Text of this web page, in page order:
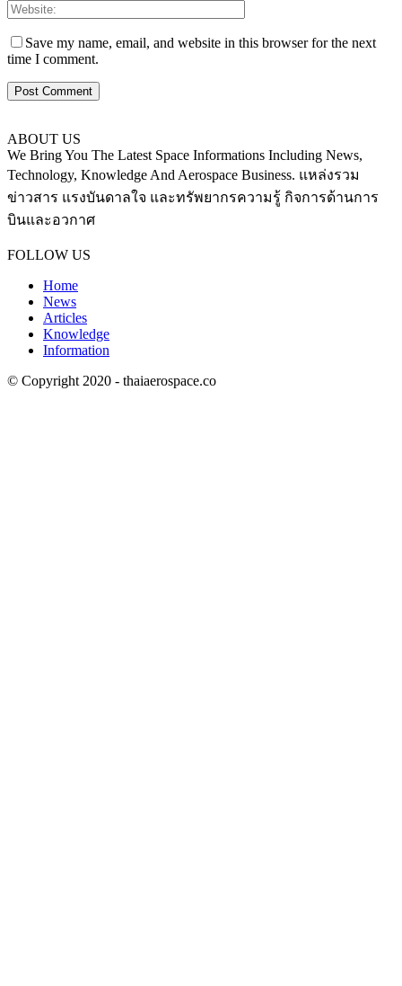
Save my name, email, and website in this browser for the next
time I comment.
ABOUT US
We Bring You The Latest Space Informations Including News,
Technology, Knowledge And Aerospace Business. แหล่งรวม
ข่าวสาร แรงบันดาลใจ และทรัพยากรความรู้ กิจการด้านการ
บินและอวกาศ
FOLLOW US
Home
News
Articles
Knowledge
Information
© Copyright 2020 - thaiaerospace.co